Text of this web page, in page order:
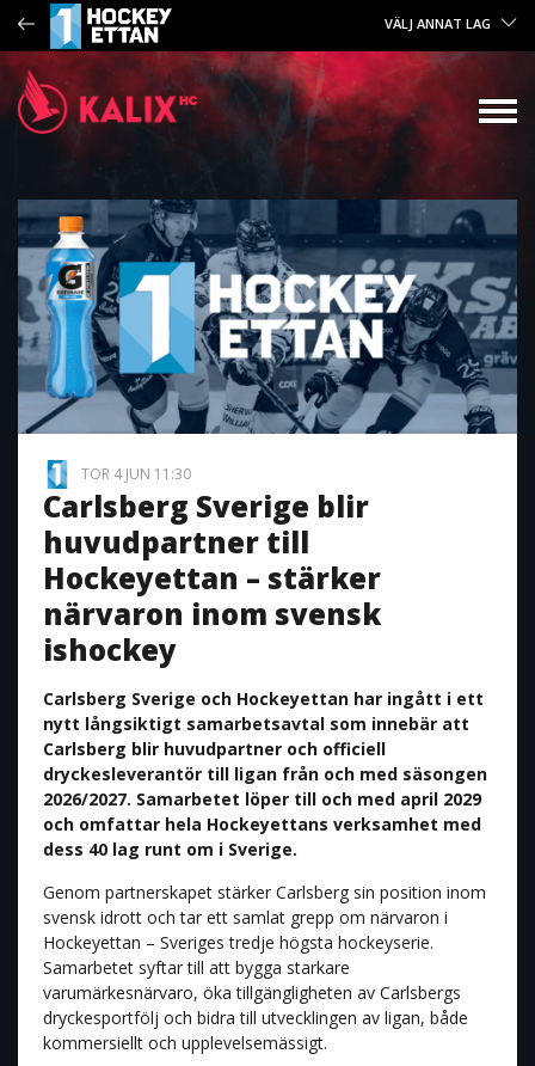
VÄLJ ANNAT LAG
TOR 4 JUN 11:30
Carlsberg Sverige blir
huvudpartner till
Hockeyettan – stärker
närvaron inom svensk
ishockey
Carlsberg Sverige och Hockeyettan har ingått i ett
nytt långsiktigt samarbetsavtal som innebär att
Carlsberg blir huvudpartner och officiell
dryckesleverantör till ligan från och med säsongen
2026/2027. Samarbetet löper till och med april 2029
och omfattar hela Hockeyettans verksamhet med
dess 40 lag runt om i Sverige.
Genom partnerskapet stärker Carlsberg sin position inom
svensk idrott och tar ett samlat grepp om närvaron i
Hockeyettan – Sveriges tredje högsta hockeyserie.
Samarbetet syftar till att bygga starkare
varumärkesnärvaro, öka tillgängligheten av Carlsbergs
dryckesportfölj och bidra till utvecklingen av ligan, både
kommersiellt och upplevelsemässigt.